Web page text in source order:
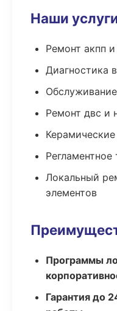
Наши
Ремонт акпп
Диагностика
Ремонт двс и
Локальный
элементов
Программы
Гарантия до